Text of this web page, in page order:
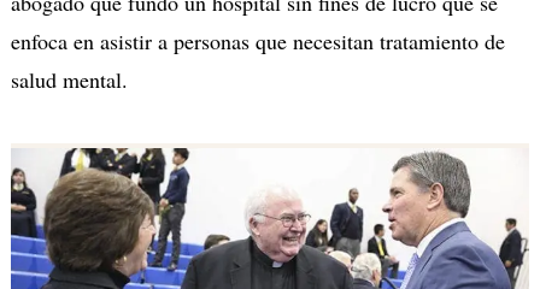
enfoca en asistir a personas que necesitan tratamiento de
salud mental.